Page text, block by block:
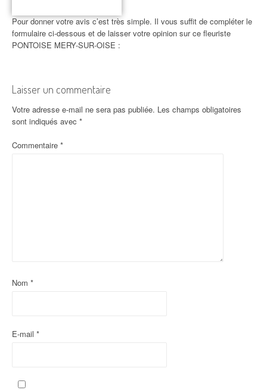
Pour donner votre avis c’est très simple. Il vous suffit de compléter le
formulaire ci-dessous et de laisser votre opinion sur ce fleuriste
PONTOISE MERY-SUR-OISE :
Laisser un commentaire
Votre adresse e-mail ne sera pas publiée. Les champs obligatoires
sont indiqués avec *
Commentaire *
Nom *
E-mail *